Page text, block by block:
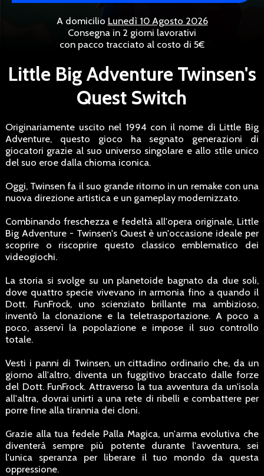
A domicilio Lunedì 10 Agosto 2026
Consegna in 2 giorni lavorativi
con pacco tracciato al costo di 5€
Little Big Adventure Twinsen's
Quest Switch
Originariamente uscito nel 1994 con il nome di Little Big
Adventure, questo gioco ha segnato generazioni di
giocatori grazie al suo universo singolare e allo stile unico
del suo eroe dalla chioma iconica.
Oggi, Twinsen fa il suo grande ritorno in un remake con una
nuova direzione artistica e un gameplay modernizzato.
Combinando freschezza e fedeltà all'opera originale, Little
Big Adventure - Twinsen's Quest è un'occasione ideale per
scoprire o riscoprire questo classico emblematico dei
videogiochi.
La storia si svolge su un planetoide bagnato da due soli,
dove quattro specie vivevano in armonia fino a quando il
Dott. FunFrock, uno scienziato brillante ma ambizioso,
inventò la clonazione e la teletrasportazione. A poco a
poco, asservì la popolazione e impose il suo controllo
totale.
Vesti i panni di Twinsen, un cittadino ordinario che, da un
giorno all'altro, diventa un fuggitivo braccato dalle forze
del Dott. FunFrock. Attraverso la tua avventura da un'isola
all'altra, dovrai unirti a una rete di ribelli e combattere per
porre fine alla tirannia dei cloni.
Grazie alla tua fedele Palla Magica, un'arma evolutiva che
diventerà sempre più potente durante l'avventura, sei
l'unica speranza per liberare il tuo mondo da questa
oppressione.